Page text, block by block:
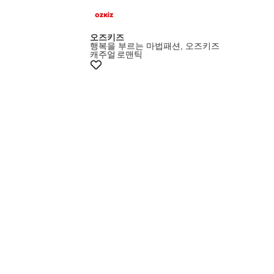
오즈키즈
행복을 부르는 마법패션, 오즈키즈
캐주얼 로맨틱